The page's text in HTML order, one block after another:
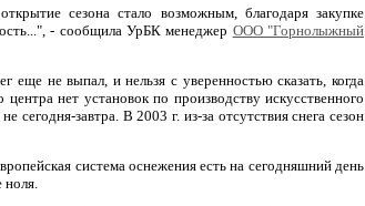
сезона стало возможным, благодаря закупке
- сообщила УрБК менеджер ООО "Горнолыжный
не выпал, и нельзя с уверенностью сказать, когда
нет установок по производству искусственного
завтра. В 2003 г. из-за отсутствия снега сезон
система оснежения есть на сегодняшний день
ноля.